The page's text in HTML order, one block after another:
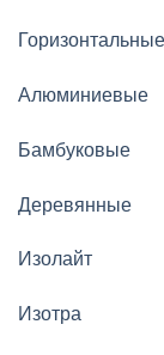
Алюминиевые
Бамбуковые
Деревянные
Изолайт
Изотра